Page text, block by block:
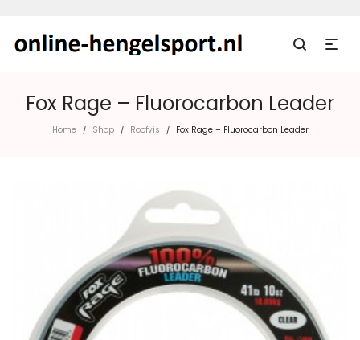
Fox Rage – Fluorocarbon Leader
Home / Shop / Roofvis / Fox Rage – Fluorocarbon Leader